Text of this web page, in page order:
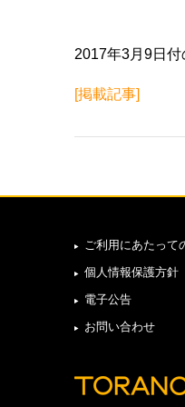
2017年3月9日付
[掲載記事]
ご利用にあたって
個人情報保護方針
電子公告
お問い合わせ